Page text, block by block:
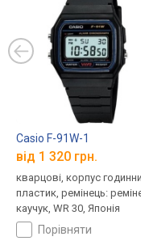
Casio F-91W-1
від 1 320 грн.
кварцові, корпус
пластик, ремінець:
каучук, WR 30, Японія
порівняти